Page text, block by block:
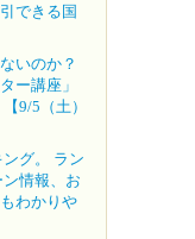
できる国
いのか？
ー講座」
9/5（土）
グ。 ラン
情報、お
わかりや